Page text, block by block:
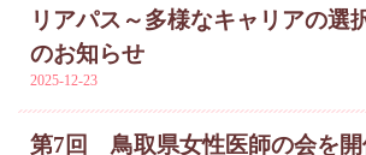
リアパス～多様なキャリアの選
のお知らせ
2025-12-23
第7回 鳥取県女性医師の会を開